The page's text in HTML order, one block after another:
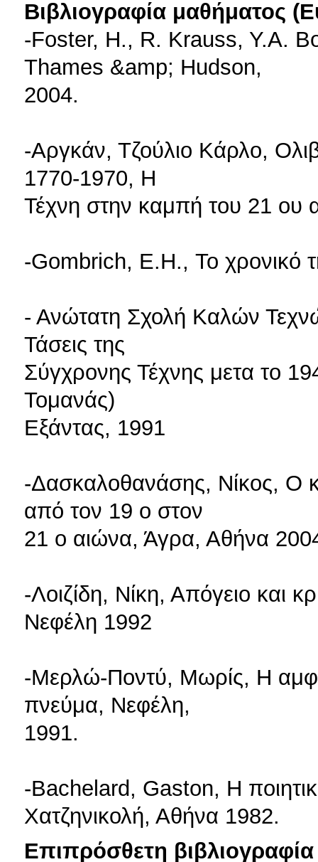
Βιβλιογραφία μαθήματος
-Foster, H., R. Krauss, Y.A.
Thames &amp; Hudson,
2004.
-Αργκάν, Τζούλιο Κάρλο,
1770-1970, Η
Τέχνη στην καμπή του 21
-Gombrich, E.H., Το χρονικό
- Ανώτατη Σχολή Καλών
Τάσεις της
Σύγχρονης Τέχνης μετα το
Τομανάς)
Εξάντας, 1991
-Δασκαλοθανάσης, Νίκος, Ο
από τον 19 ο στον
21 ο αιώνα, Άγρα, Αθήνα
-Λοιζίδη, Νίκη, Απόγειο και
Νεφέλη 1992
-Μερλώ-Ποντύ, Μωρίς, Η
πνεύμα, Νεφέλη,
1991.
-Bachelard, Gaston, Η
Χατζηνικολή, Αθήνα 1982.
Επιπρόσθετη βιβλιογραφία